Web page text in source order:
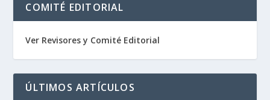
COMITÉ EDITORIAL
Ver Revisores y Comité Editorial
ÚLTIMOS ARTÍCULOS